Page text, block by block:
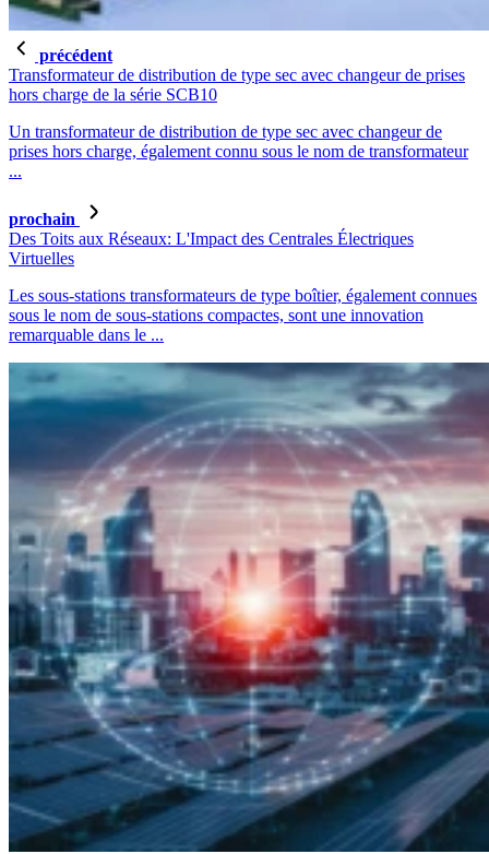
précédent
Transformateur de distribution de type sec avec changeur de prises
hors charge de la série SCB10
Un transformateur de distribution de type sec avec changeur de
prises hors charge, également connu sous le nom de transformateur
...
prochain
Des Toits aux Réseaux: L'Impact des Centrales Électriques
Virtuelles
Les sous-stations transformateurs de type boîtier, également connues
sous le nom de sous-stations compactes, sont une innovation
remarquable dans le ...